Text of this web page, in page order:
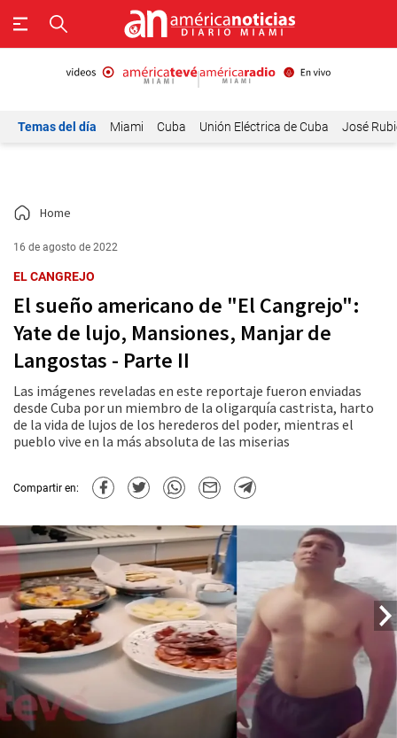
Temas del día Miami Cuba Unión Eléctrica de Cuba José
Home
16 de agosto de 2022
EL CANGREJO
El sueño americano de "El Cangrejo":
Yate de lujo, Mansiones, Manjar de
Langostas - Parte II
Las imágenes reveladas en este reportaje fueron enviadas
desde Cuba por un miembro de la oligarquía castrista, harto
de la vida de lujos de los herederos del poder, mientras el
pueblo vive en la más absoluta de las miserias
Compartir en: